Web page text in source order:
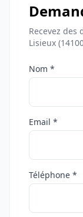
Recevez des
Lisieux
Nom *
Email *
Téléphone *